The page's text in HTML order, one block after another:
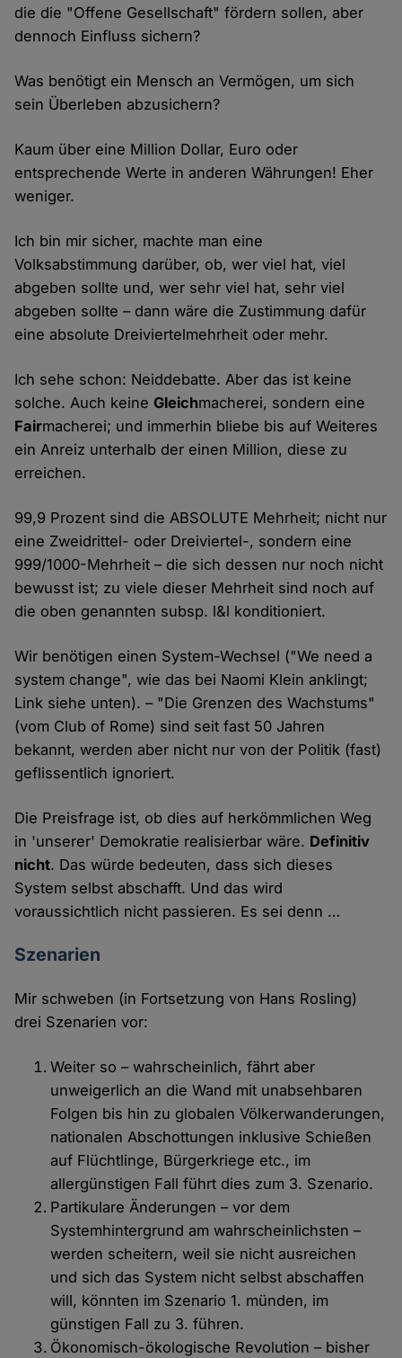
die die "Offene Gesellschaft" fördern sollen, aber
dennoch Einfluss sichern?
Was benötigt ein Mensch an Vermögen, um sich
sein Überleben abzusichern?
Kaum über eine Million Dollar, Euro oder
entsprechende Werte in anderen Währungen! Eher
weniger.
Ich bin mir sicher, machte man eine
Volksabstimmung darüber, ob, wer viel hat, viel
abgeben sollte und, wer sehr viel hat, sehr viel
abgeben sollte – dann wäre die Zustimmung dafür
eine absolute Dreiviertelmehrheit oder mehr.
Ich sehe schon: Neiddebatte. Aber das ist keine
solche. Auch keineGleichmacherei, sondern eine
Fairmacherei; und immerhin bliebe bis auf Weiteres
ein Anreiz unterhalb der einen Million, diese zu
erreichen.
99,9 Prozent sind die ABSOLUTE Mehrheit; nicht nur
eine Zweidrittel- oder Dreiviertel-, sondern eine
999/1000-Mehrheit – die sich dessen nur noch nicht
bewusst ist; zu viele dieser Mehrheit sind noch auf
die oben genannten subsp. l&l konditioniert.
Wir benötigen einen System-Wechsel ("We need a
system change", wie das bei Naomi Klein anklingt;
Link siehe unten). – "Die Grenzen des Wachstums"
(vom Club of Rome) sind seit fast 50 Jahren
bekannt, werden aber nicht nur von der Politik (fast)
geflissentlich ignoriert.
Die Preisfrage ist, ob dies auf herkömmlichen Weg
in 'unserer' Demokratie realisierbar wäre. Definitiv
nicht. Das würde bedeuten, dass sich dieses
System selbst abschafft. Und das wird
voraussichtlich nicht passieren. Es sei denn …
Szenarien
Mir schweben (in Fortsetzung von Hans Rosling)
drei Szenarien vor:
Weiter so – wahrscheinlich, fährt aber
unweigerlich an die Wand mit unabsehbaren
Folgen bis hin zu globalen Völkerwanderungen,
nationalen Abschottungen inklusive Schießen
auf Flüchtlinge, Bürgerkriege etc., im
allergünstigen Fall führt dies zum 3. Szenario.
Partikulare Änderungen – vor dem
Systemhintergrund am wahrscheinlichsten –
werden scheitern, weil sie nicht ausreichen
und sich das System nicht selbst abschaffen
will, könnten im Szenario 1. münden, im
günstigen Fall zu 3. führen.
Ökonomisch-ökologische Revolution – bisher